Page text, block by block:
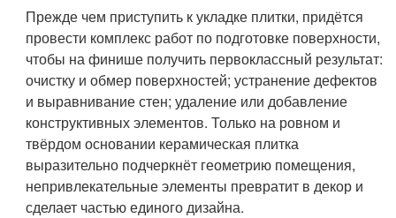
Прежде чем приступить к укладке плитки, придётся
провести комплекс работ по подготовке поверхности,
чтобы на финише получить первоклассный результат:
очистку и обмер поверхностей; устранение дефектов
и выравнивание стен; удаление или добавление
конструктивных элементов. Только на ровном и
твёрдом основании керамическая плитка
выразительно подчеркнёт геометрию помещения,
непривлекательные элементы превратит в декор и
сделает частью единого дизайна.